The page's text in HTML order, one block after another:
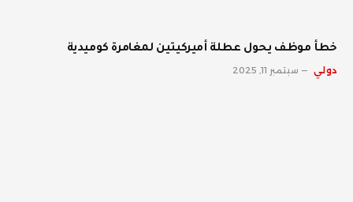
خطأ موظف يحول عطلة أميركيتين لمغامرة كوميدية
دولي سبتمبر 11, 2025